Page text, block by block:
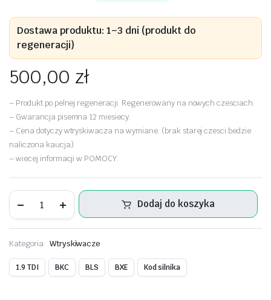
Dostawa produktu: 1–3 dni (produkt do
regeneracji)
500,00 zł
– Produkt po pelnej regeneracji. Regenerowany na nowych czesciach.
– Gwarancja pisemna 12 miesiecy.
– Cena dotyczy wtryskiwacza na wymiane. (brak starej czesci bedzie
naliczona kaucja).
– wiecej informacji w POMOCY.
Wtryskiwacze
Bosch
Mercedes
3.0
CDI
–
0445110214
Dodaj do koszyka
Kategoria: Wtryskiwacze
1.9 TDI BKC BLS BXE Kod silnika